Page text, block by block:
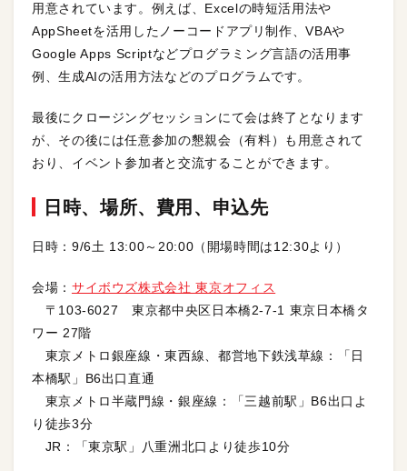
用意されています。例えば、Excelの時短活用法や
AppSheetを活用したノーコードアプリ制作、VBAや
Google Apps Scriptなどプログラミング言語の活用事
例、生成AIの活用方法などのプログラムです。
最後にクロージングセッションにて会は終了となります
が、その後には任意参加の懇親会（有料）も用意されて
おり、イベント参加者と交流することができます。
日時、場所、費用、申込先
日時：9/6土 13:00～20:00（開場時間は12:30より）
会場： サイボウズ株式会社 東京オフィス
〒103-6027 東京都中央区日本橋2-7-1 東京日本橋タ
ワー 27階
東京メトロ銀座線・東西線、都営地下鉄浅草線：「日
本橋駅」B6出口直通
東京メトロ半蔵門線・銀座線：「三越前駅」B6出口よ
り徒歩3分
JR：「東京駅」八重洲北口より徒歩10分